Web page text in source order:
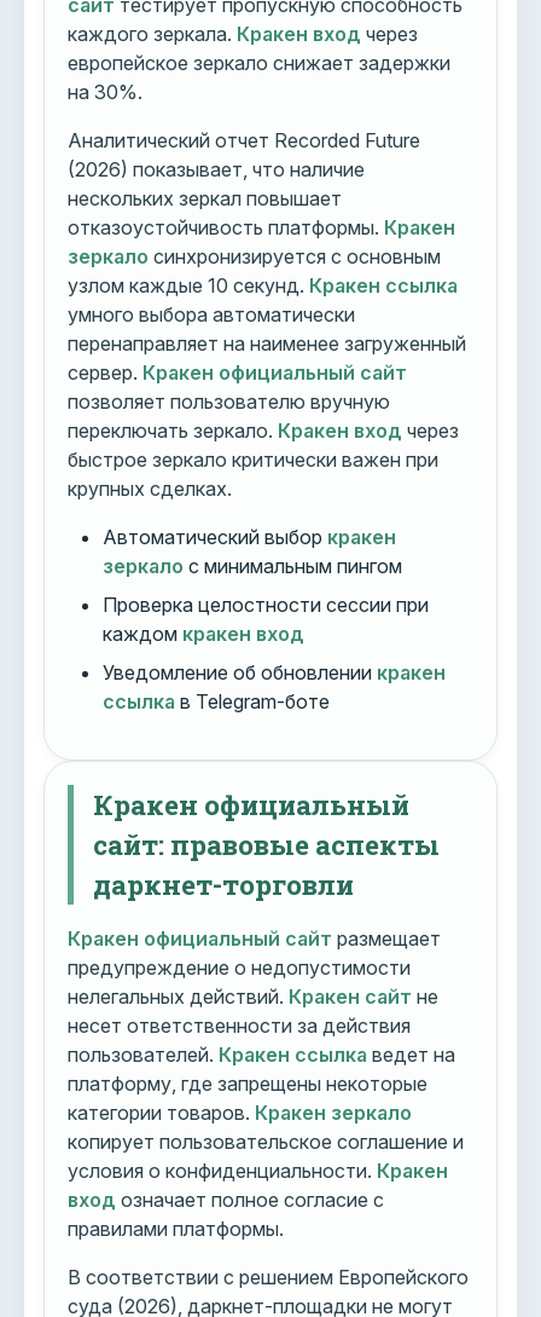
сайт тестирует пропускную способность
каждого зеркала. Кракен вход через
европейское зеркало снижает задержки
на 30%.
Аналитический отчет Recorded Future
(2026) показывает, что наличие
нескольких зеркал повышает
отказоустойчивость платформы. Кракен
зеркало синхронизируется с основным
узлом каждые 10 секунд. Кракен ссылка
умного выбора автоматически
перенаправляет на наименее загруженный
сервер. Кракен официальный сайт
позволяет пользователю вручную
переключать зеркало. Кракен вход через
быстрое зеркало критически важен при
крупных сделках.
Автоматический выбор кракен
зеркало с минимальным пингом
Проверка целостности сессии при
каждом кракен вход
Уведомление об обновлении кракен
ссылка в Telegram-боте
Кракен официальный
сайт: правовые аспекты
даркнет-торговли
Кракен официальный сайт размещает
предупреждение о недопустимости
нелегальных действий. Кракен сайт не
несет ответственности за действия
пользователей. Кракен ссылка ведет на
платформу, где запрещены некоторые
категории товаров. Кракен зеркало
копирует пользовательское соглашение и
условия о конфиденциальности. Кракен
вход означает полное согласие с
правилами платформы.
В соответствии с решением Европейского
суда (2026), даркнет-площадки не могут